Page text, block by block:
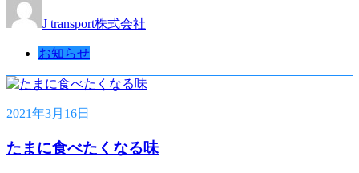
J transport株式会社
お知らせ
2021年3月16日
たまに食べたくなる味